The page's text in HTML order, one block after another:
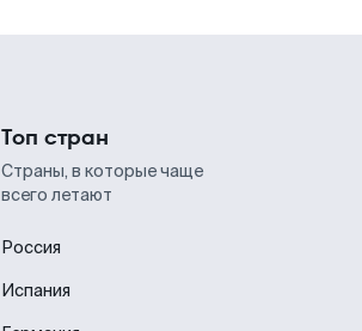
Топ стран
Страны, в которые чаще
всего летают
Россия
Испания